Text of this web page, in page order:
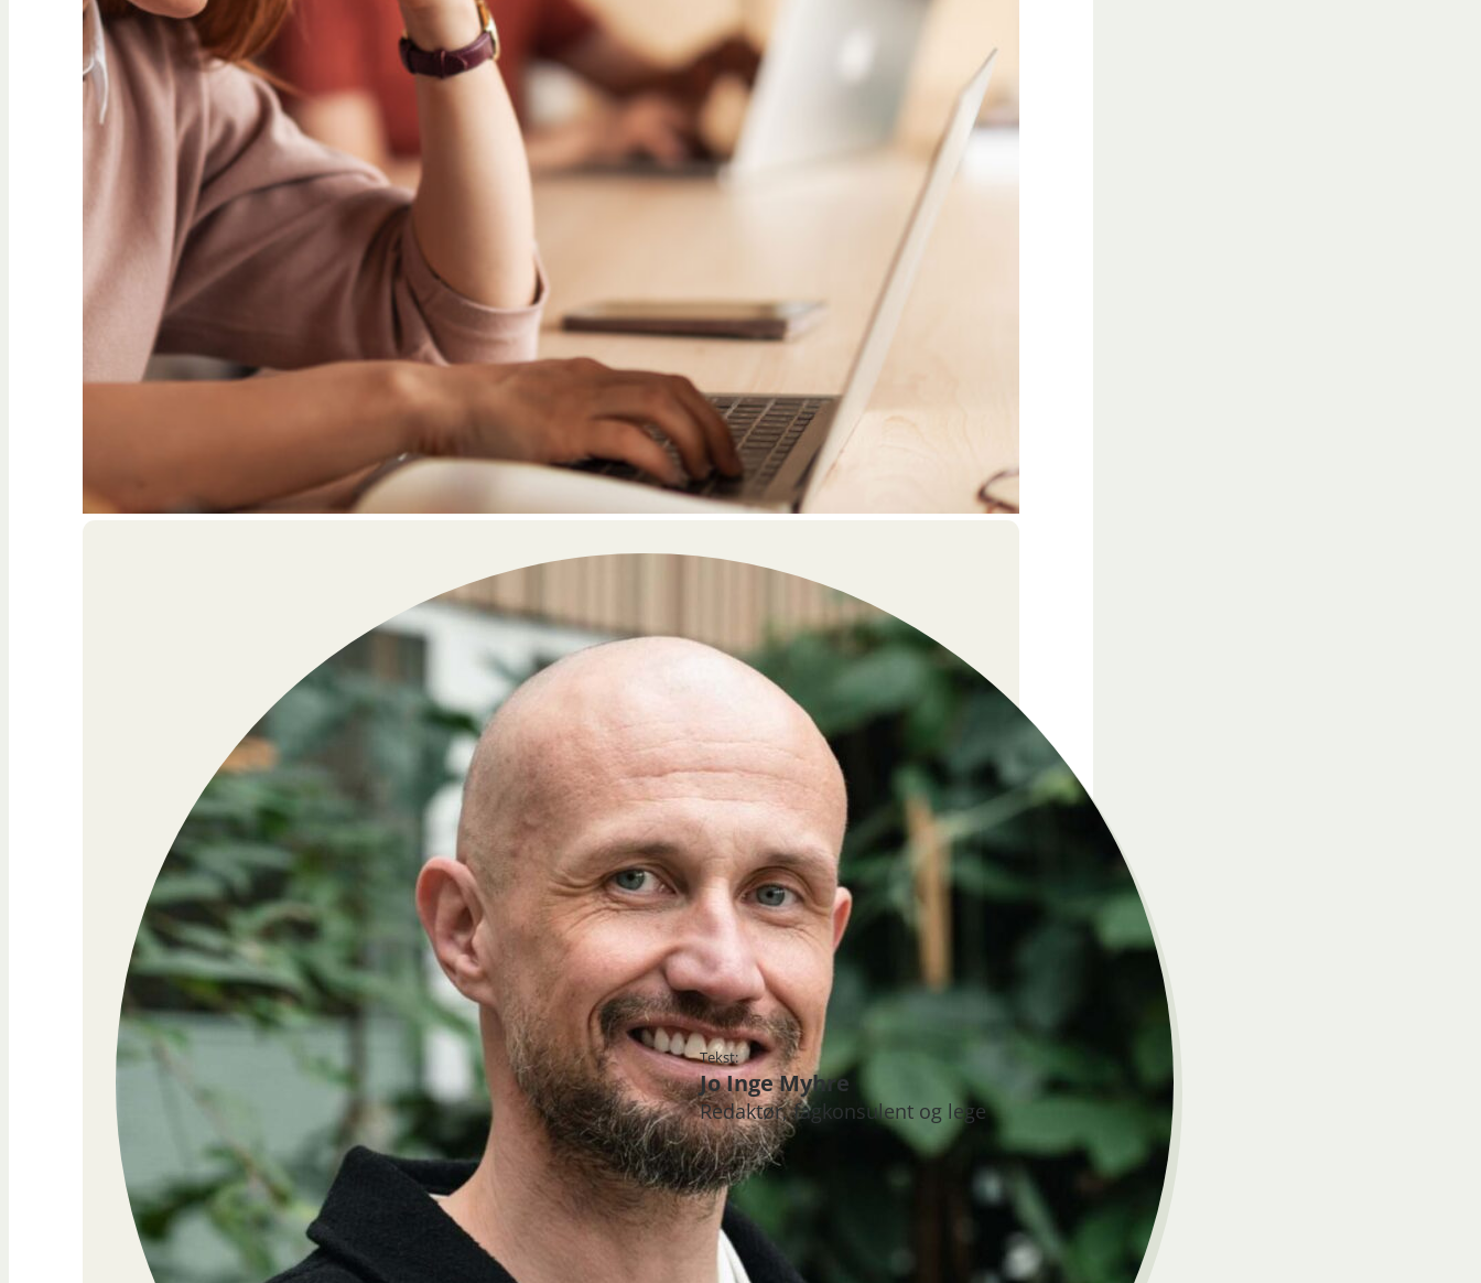
Tekst:
Jo Inge Myhre
Redaktør, fagkonsulent og lege